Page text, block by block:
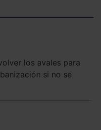
los avales para
si no se